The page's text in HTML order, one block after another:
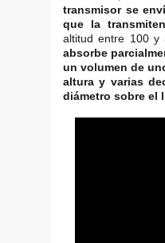
transmisor se
que la
altitud entre 100 y
absorbe
un volumen de
altura y varias
diámetro sobre el